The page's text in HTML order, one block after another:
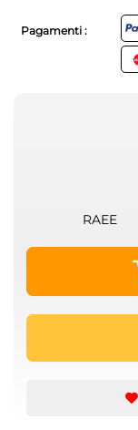
Pagamenti :
RAEE